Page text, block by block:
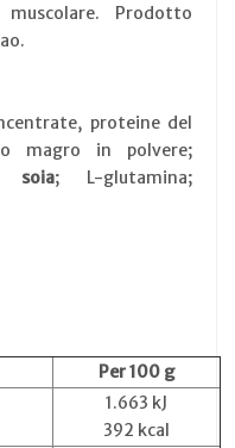
Prodotto
proteine del
magro in polvere;
soia; L-glutamina;
Per 100 g
1.663 kJ
392 kcal